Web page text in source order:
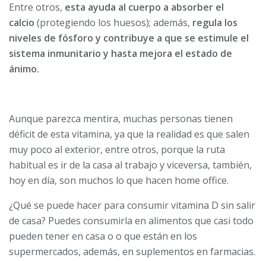
Entre otros, esta ayuda al cuerpo a absorber el
calcio (protegiendo los huesos); además, regula los
niveles de fósforo y contribuye a que se estimule el
sistema inmunitario y hasta mejora el estado de
ánimo.
Aunque parezca mentira, muchas personas tienen
déficit de esta vitamina, ya que la realidad es que salen
muy poco al exterior, entre otros, porque la ruta
habitual es ir de la casa al trabajo y viceversa, también,
hoy en día, son muchos lo que hacen home office.
¿Qué se puede hacer para consumir vitamina D sin salir
de casa? Puedes consumirla en alimentos que casi todo
pueden tener en casa o o que están en los
supermercados, además, en suplementos en farmacias.